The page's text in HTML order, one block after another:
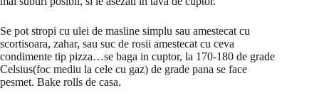
Se pot stropi cu ulei de masline simplu sau amestecat cu
scortisoara, zahar, sau suc de rosii amestecat cu ceva
condimente tip pizza…se baga in cuptor, la 170-180 de grade
Celsius(foc mediu la cele cu gaz) de grade pana se face
pesmet. Bake rolls de casa.